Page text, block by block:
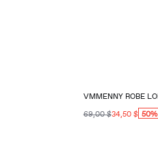
69,00 $34,50 $ 50%